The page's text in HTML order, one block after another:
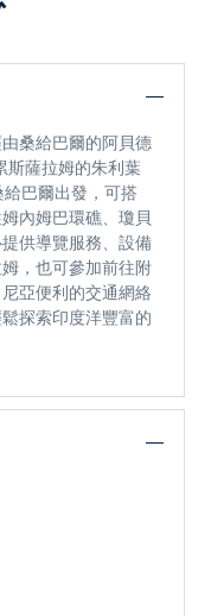
桑給巴爾的阿貝德
斯薩拉姆的朱利葉
巴爾出發，可搭
內姆巴環礁、瓊貝
供導覽服務、設備
，也可參加前往附
亞便利的交通網絡
探索印度洋豐富的